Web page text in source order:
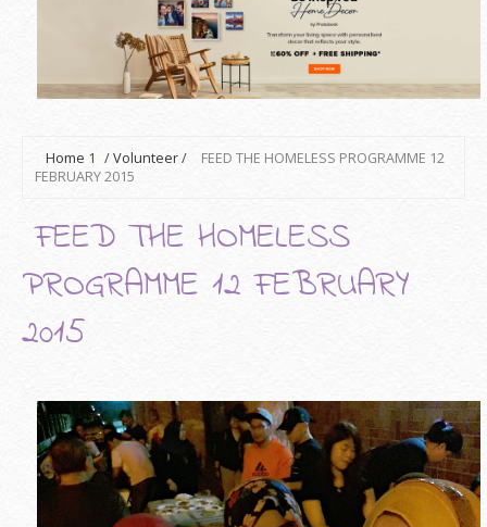
Home 1 /Volunteer/
FEED THE HOMELESS PROGRAMME 12
FEBRUARY 2015
FEED THE HOMELESS
PROGRAMME 12 FEBRUARY
2015